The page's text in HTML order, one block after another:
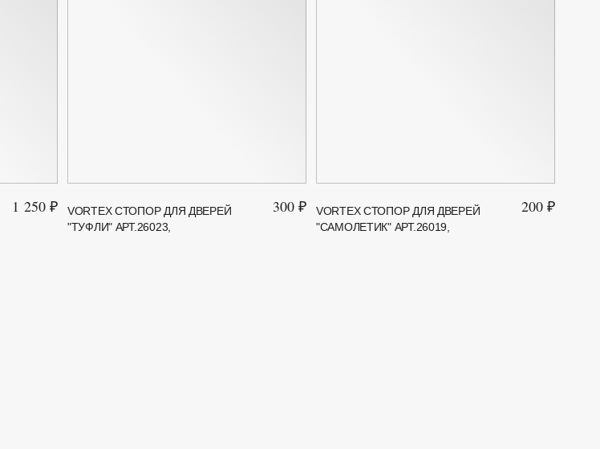
1 250 ₽
VORTEX СТОПОР ДЛЯ ДВЕРЕЙ
"ТУФЛИ" АРТ.26023,
300 ₽
VORTEX СТОПОР ДЛЯ ДВЕРЕЙ
"САМОЛЕТИК" АРТ.26019,
200 ₽